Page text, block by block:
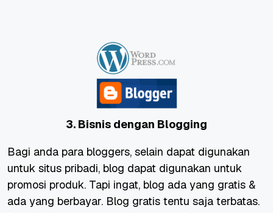
3. Bisnis dengan Blogging
Bagi anda para bloggers, selain dapat digunakan
untuk situs pribadi, blog dapat digunakan untuk
promosi produk. Tapi ingat, blog ada yang gratis &
ada yang berbayar. Blog gratis tentu saja terbatas.